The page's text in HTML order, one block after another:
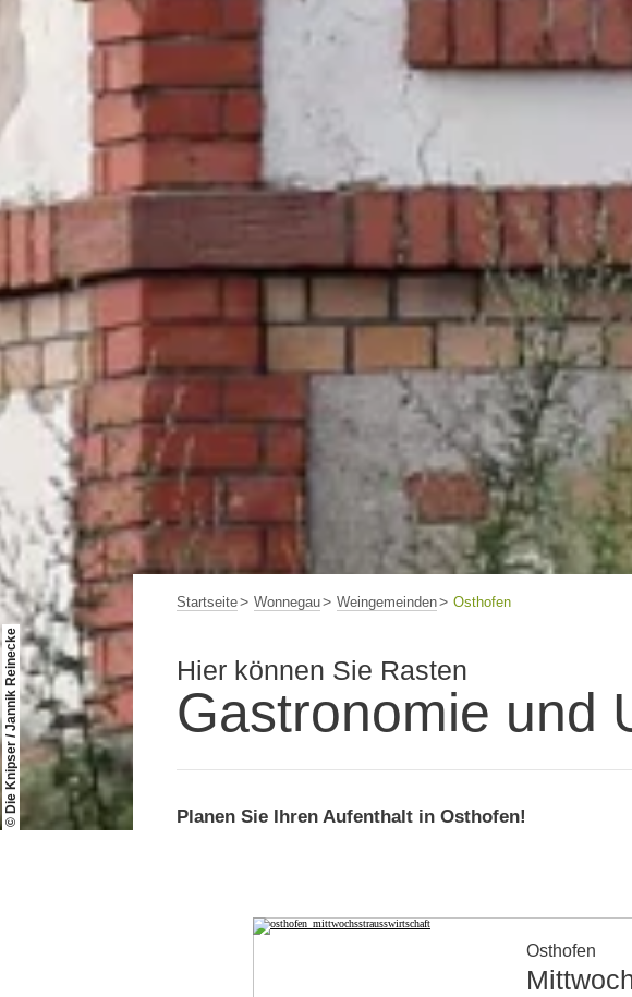
© Die Knipser / Jannik Reinecke
Startseite Wonnegau Weingemeinden Osthofen
Hier können Sie Rasten
Gastronomie und
Planen Sie Ihren Aufenthalt in Osthofen!
Osthofen